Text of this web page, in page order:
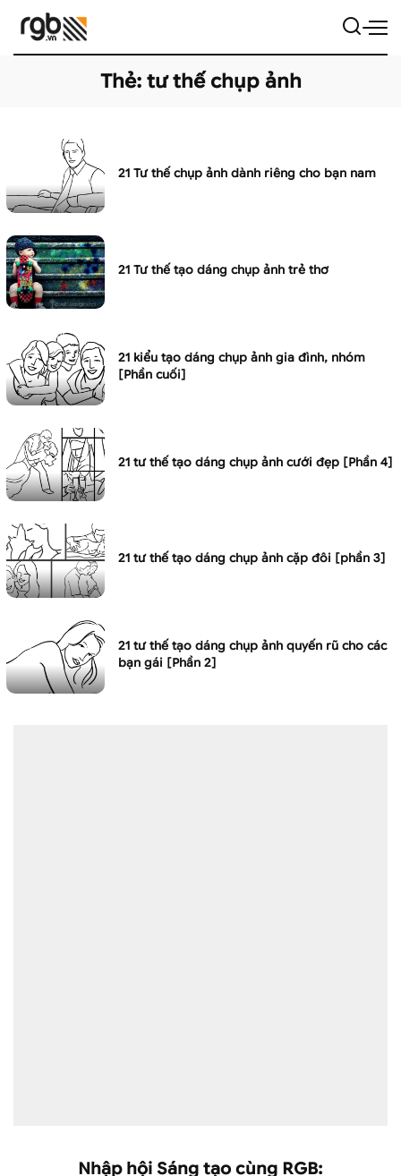
Thẻ: tư thế chụp ảnh
21 Tư thế chụp ảnh dành riêng cho bạn nam
21 Tư thế tạo dáng chụp ảnh trẻ thơ
21 kiểu tạo dáng chụp ảnh gia đình, nhóm
[Phần cuối]
21 tư thế tạo dáng chụp ảnh cưới đẹp [Phần 4]
21 tư thế tạo dáng chụp ảnh cặp đôi [phần 3]
21 tư thế tạo dáng chụp ảnh quyến rũ cho các
bạn gái [Phần 2]
Nhập hội Sáng tạo cùng RGB: